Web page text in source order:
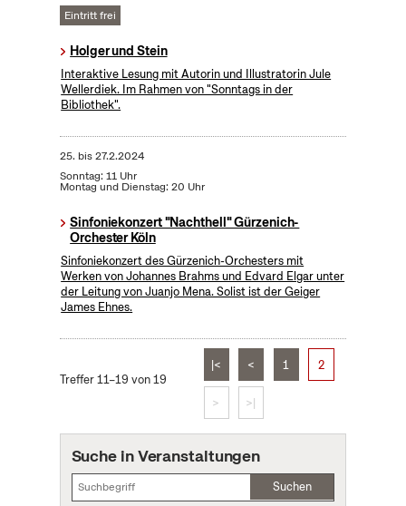
Eintritt frei
Holger und Stein
Interaktive Lesung mit Autorin und Illustratorin Jule
Wellerdiek. Im Rahmen von "Sonntags in der
Bibliothek".
25. bis27.2.2024
Sonntag: 11 Uhr
Montag und Dienstag: 20 Uhr
Sinfoniekonzert "Nachthell" Gürzenich-
Orchester Köln
Sinfoniekonzert des Gürzenich-Orchesters mit
Werken von Johannes Brahms und Edvard Elgar unter
der Leitung von Juanjo Mena. Solist ist der Geiger
James Ehnes.
Treffer 11–19 von 19
|< < 1 2
> >|
Suche in Veranstaltungen
Suchen